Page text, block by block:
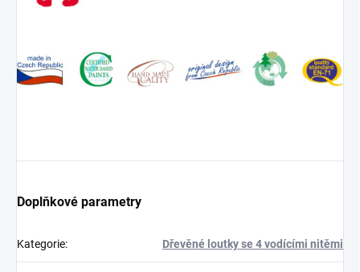
Doplňkové parametry
Kategorie: Dřevěné loutky se 4 vodícími nitěmi